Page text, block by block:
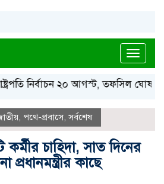
নির্বাচন ২০ আগস্ট, তফসিল ঘোষণা ইসির
, পথে-প্রবাসে,সর্বশেষ
চাহিদা, সাত দিনের
প্রধানমন্ত্রীর কাছে